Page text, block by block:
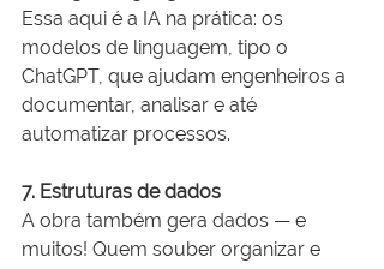
Essa aqui é a IA na prática: os
modelos de linguagem, tipo o
ChatGPT, que ajudam engenheiros a
documentar, analisar e até
automatizar processos.
7. Estruturas de dados
A obra também gera dados — e
muitos! Quem souber organizar e